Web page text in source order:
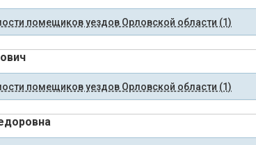
помещиков уездов Орловской области (1)
помещиков уездов Орловской области (1)